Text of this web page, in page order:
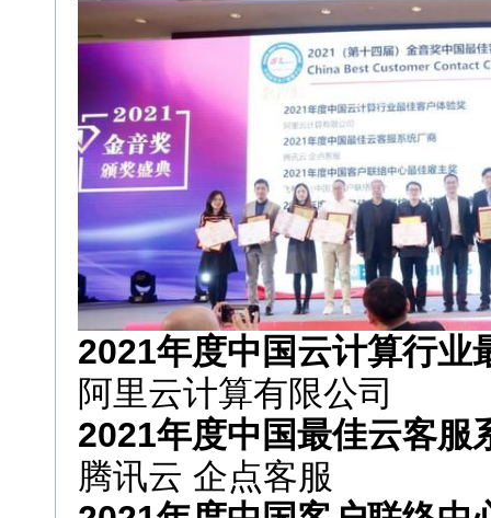
2021年度中国云计算行业
阿里云计算有限公司
2021年度中国最佳云客服
腾讯云 企点客服